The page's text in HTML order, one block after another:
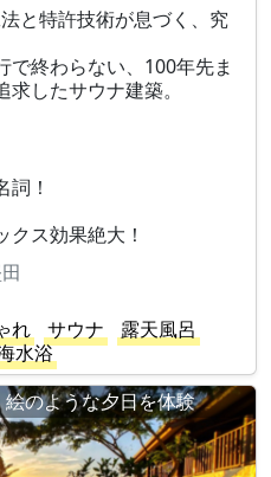
と特許技術が息づく、究
で終わらない、100年先ま
したサウナ建築。
詞！
ス効果絶大！
れ サウナ
露天風呂
水浴
のような夕日を体験